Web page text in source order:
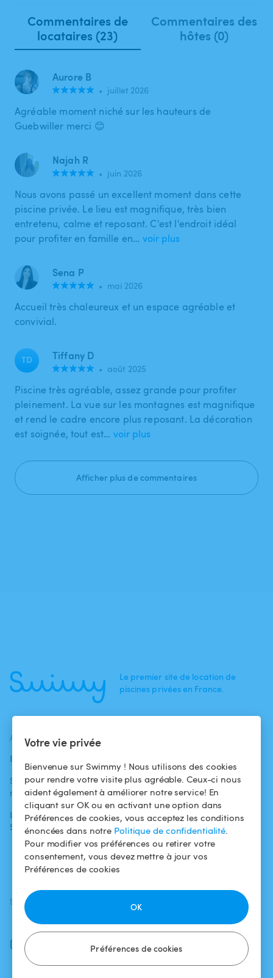
Votre vie privée
Bienvenue sur Swimmy ! Nous utilisons des cookies
pour rendre votre visite plus agréable. Ceux-ci nous
aident également à améliorer notre service! En
cliquant sur OK ou en activant une option dans
Préférences de cookies, vous acceptez les conditions
énoncées dans notre Politique de confidentialité.
Pour modifier vos préférences ou retirer votre
consentement, vous devez mettre à jour vos
Préférences de cookies
Préférences de cookies
OK
Commentaires de
locataires (23)
Commentaires des
hôtes (0)
Aurore B
• juillet 2026
Agréable moment niché sur les hauteurs de
Guebwiller merci 😊
Najah R
• juin 2026
Nous avons passé un excellent moment dans cette
piscine privée. Le lieu est magnifique, très bien
entretenu, calme et reposant. C'est l'endroit idéal
pour profiter en famille en… voir plus
Sena P
• mai 2026
Accueil très chaleureux et un espace agréable et
convivial.
TD Tiffany D
• août 2025
Piscine très agréable, assez grande pour profiter
pleinement. La vue sur les montagnes est magnifique
et rend le cadre encore plus reposant. La décoration
est soignée, tout est… voir plus
Afficher plus de commentaires
Le premier site de location de
piscines privées en France.
ACTUALITÉS
Blog
Swimmy dans les
médias
L'aventure
Swimmy
baigneurs
Pour les
propriétaires
Louer ma piscine
Comment ça
marche ?
Conditions
d'utilisation
Politique de
confidentialité
Mentions légales
SUIVEZ-NOUS
Facebook
Instagram